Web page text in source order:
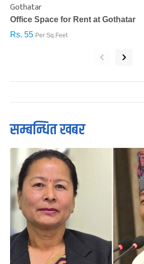
Gothatar
Office Space for Rent at Gothatar
Rs. 55 Per Sq.Feet
‹ ›
सम्बन्धित खबर